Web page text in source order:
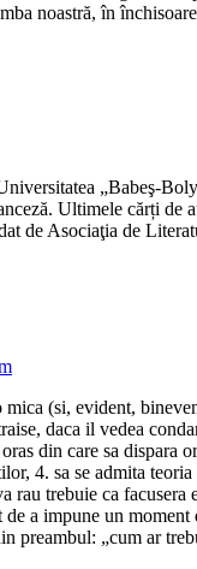
noastră, în
„Babeş-
Ultimele cărți
de Asociaţia de
(si, evident,
daca il vedea
din care sa dispara
4. sa se admita
rau trebuie ca facusera
a impune un
preambul: „cum ar